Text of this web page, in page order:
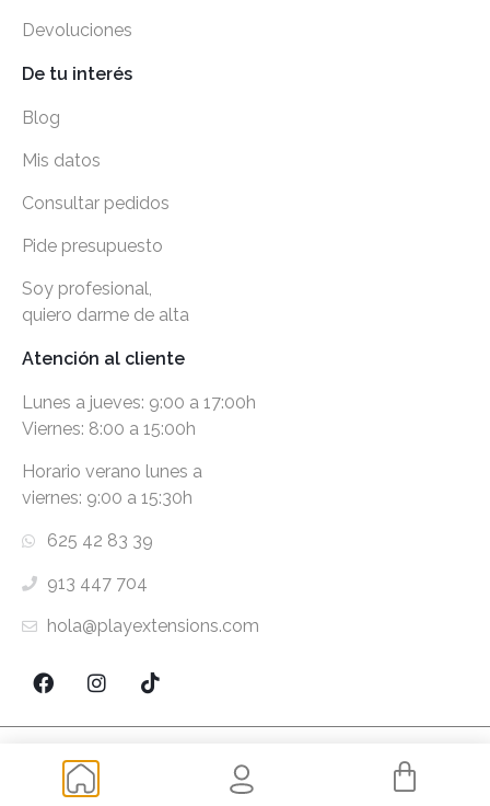
Devoluciones
De tu interés
Blog
Mis datos
Consultar pedidos
Pide presupuesto
Soy profesional,
quiero darme de alta
Atención al cliente
Lunes a jueves: 9:00 a 17:00h
Viernes: 8:00 a 15:00h
Horario verano lunes a
viernes: 9:00 a 15:30h
625 42 83 39
913 447 704
hola@playextensions.com